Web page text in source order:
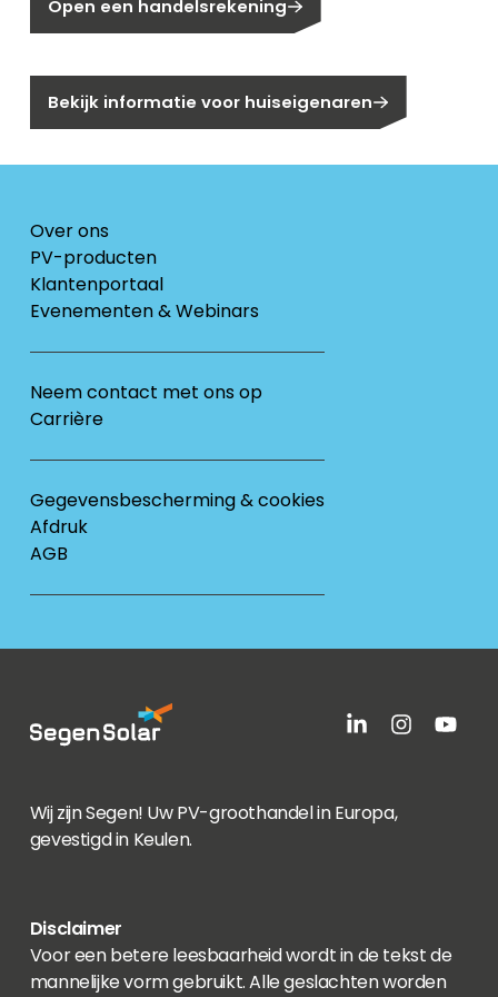
Open een handelsrekening
Bekijk informatie voor huiseigenaren
Over ons
PV-producten
Klantenportaal
Evenementen & Webinars
Neem contact met ons op
Carrière
Gegevensbescherming & cookies
Afdruk
AGB
Wij zijn Segen! Uw PV-groothandel in Europa,
gevestigd in Keulen.
Disclaimer
Voor een betere leesbaarheid wordt in de tekst de
mannelijke vorm gebruikt. Alle geslachten worden